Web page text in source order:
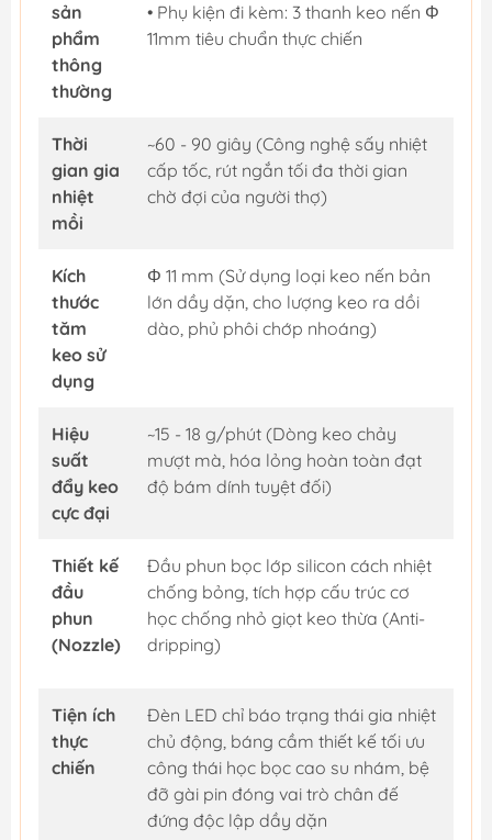
sản
phẩm
thông
thường
• Phụ kiện đi kèm: 3 thanh keo nến Φ
11mm tiêu chuẩn thực chiến
Thời
gian gia
nhiệt
mồi
~60 - 90 giây (Công nghệ sấy nhiệt
cấp tốc, rút ngắn tối đa thời gian
chờ đợi của người thợ)
Kích
thước
tăm
keo sử
dụng
Φ 11 mm (Sử dụng loại keo nến bản
lớn dầy dặn, cho lượng keo ra dồi
dào, phủ phôi chớp nhoáng)
Hiệu
suất
đẩy keo
cực đại
~15 - 18 g/phút (Dòng keo chảy
mượt mà, hóa lỏng hoàn toàn đạt
độ bám dính tuyệt đối)
Thiết kế
đầu
phun
(Nozzle)
Đầu phun bọc lớp silicon cách nhiệt
chống bỏng, tích hợp cấu trúc cơ
học chống nhỏ giọt keo thừa (Anti-
dripping)
Tiện ích
thực
chiến
Đèn LED chỉ báo trạng thái gia nhiệt
chủ động, báng cầm thiết kế tối ưu
công thái học bọc cao su nhám, bệ
đỡ gài pin đóng vai trò chân đế
đứng độc lập dầy dặn